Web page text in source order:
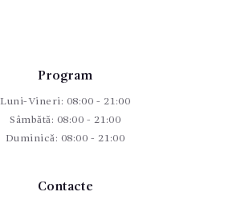
Program
Luni-Vineri: 08:00 - 21:00
Sâmbătă: 08:00 - 21:00
Duminică: 08:00 - 21:00
Contacte